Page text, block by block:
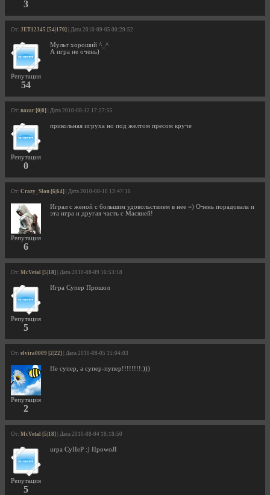
3
От: JET12345 [54|170] | Дата 2010-09-05 00:29:52
Репутация
54
Мульт хороший ^_^
А игра не очень)
От: nazar [0|0] | Дата 2010-08-12 17:27:55
Репутация
0
прикольная игруха но под желтом пресом круче
От: Crazy_Slon [6|64] | Дата 2010-08-10 13:47:16
Репутация
6
Играл с женой с большим удовольствием в нее =) Очень порадовала и
эта игра и другая часть с Масяней!
От: McVetal [5|18] | Дата 2010-08-09 16:53:18
Репутация
5
Игра Супер Прошол
От: elvira0009 [2|22] | Дата 2010-08-05 15:04:03
Репутация
2
Не супер, а супер-пупер!!!!!!!!:)))
От: McVetal [5|18] | Дата 2010-08-04 18:18:50
Репутация
5
urpa CyIIeP :) IIpowoJI